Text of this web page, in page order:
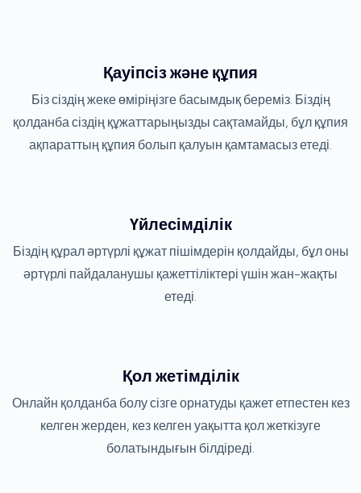
Қауіпсіз және құпия
Біз сіздің жеке өміріңізге басымдық береміз. Біздің
қолданба сіздің құжаттарыңызды сақтамайды, бұл құпия
ақпараттың құпия болып қалуын қамтамасыз етеді.
Үйлесімділік
Біздің құрал әртүрлі құжат пішімдерін қолдайды, бұл оны
әртүрлі пайдаланушы қажеттіліктері үшін жан-жақты
етеді.
Қол жетімділік
Онлайн қолданба болу сізге орнатуды қажет етпестен кез
келген жерден, кез келген уақытта қол жеткізуге
болатындығын білдіреді.